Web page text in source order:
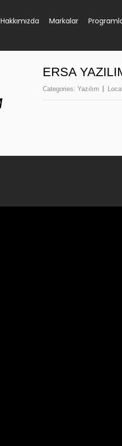
Hakkımızda Markalar
ERSA
Categories: Yazılım